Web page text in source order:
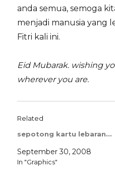
anda semua, semoga
menjadi manusia yang
Fitri kali ini.
Eid Mubarak. wishing
wherever you are.
Related
sepotong kartu lebaran…
September 30, 2008
In "Graphics"